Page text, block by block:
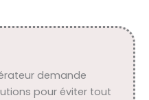
demande
pour éviter tout